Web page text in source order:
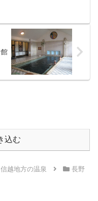
館
込む
越地方の温泉
長野